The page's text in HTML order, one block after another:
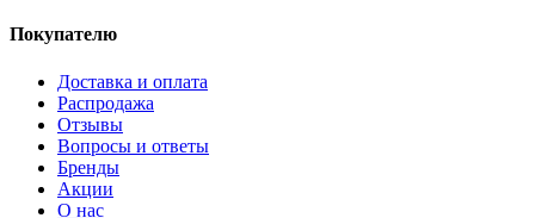
Покупателю
Доставка и оплата
Распродажа
Отзывы
Вопросы и ответы
Бренды
Акции
О нас